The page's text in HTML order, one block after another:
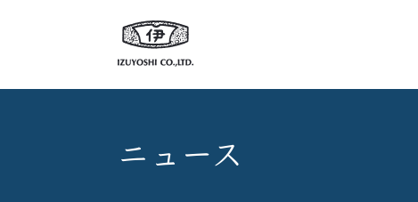
ニュース